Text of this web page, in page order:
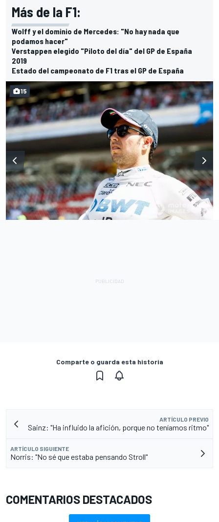
Más de la F1:
Wolff y el dominio de Mercedes: "No hay nada que
podamos hacer"
Verstappen elegido "Piloto del día" del GP de España
2019
Estado del campeonato de F1 tras el GP de España
15
Comparte o guarda esta historia
ARTÍCULO PREVIO
Sainz: "Ha influido la afición, porque no teníamos ritmo"
ARTÍCULO SIGUIENTE
Norris: "No sé que estaba pensando Stroll"
COMENTARIOS DESTACADOS